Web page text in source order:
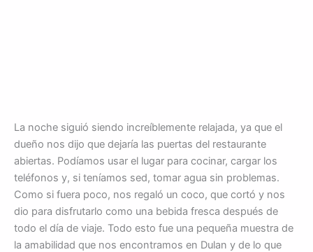
La noche siguió siendo increíblemente relajada, ya que el
dueño nos dijo que dejaría las puertas del restaurante
abiertas. Podíamos usar el lugar para cocinar, cargar los
teléfonos y, si teníamos sed, tomar agua sin problemas.
Como si fuera poco, nos regaló un coco, que cortó y nos
dio para disfrutarlo como una bebida fresca después de
todo el día de viaje. Todo esto fue una pequeña muestra de
la amabilidad que nos encontramos en Dulan y de lo que